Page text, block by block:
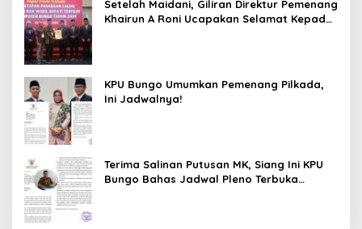
Setelah Maidani, Giliran Direktur Pemenang
Khairun A Roni Ucapakan Selamat Kepada
KPU Bungo Umumkan Pemenang Pilkada,
Ini Jadwalnya!
Terima Salinan Putusan MK, Siang Ini KPU
Bungo Bahas Jadwal Pleno Terbuka